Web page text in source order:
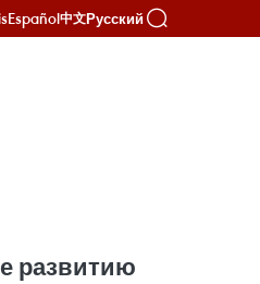
Español中文Русский
развитию